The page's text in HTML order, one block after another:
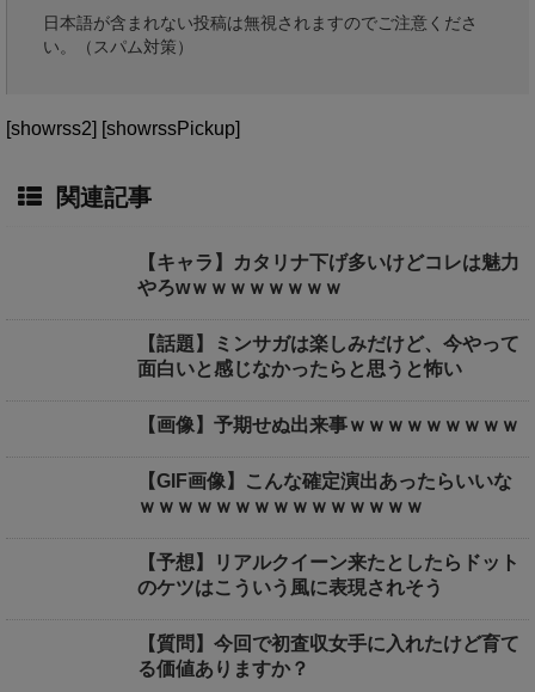
日本語が含まれない投稿は無視されますのでご注意くださ
い。（スパム対策）
[showrss2] [showrssPickup]
関連記事
【キャラ】カタリナ下げ多いけどコレは魅力
やろwｗｗｗｗｗｗｗｗ
【話題】ミンサガは楽しみだけど、今やって
面白いと感じなかったらと思うと怖い
【画像】予期せぬ出来事ｗｗｗｗｗｗｗｗｗ
【GIF画像】こんな確定演出あったらいいな
ｗｗｗｗｗｗｗｗｗｗｗｗｗｗｗ
【予想】リアルクイーン来たとしたらドット
のケツはこういう風に表現されそう
【質問】今回で初査収女手に入れたけど育て
る価値ありますか？